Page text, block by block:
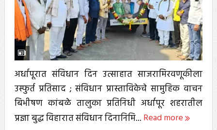
अर्धापूरात संविधान दिन उत्साहात साजरामिरवणूकीला
उस्फुर्त प्रतिसाद ; संविधान प्रास्ताविकेचे सामुहिक वाचन
बिभीषण कांबळे तालुका प्रतिनिधी अर्धापूर शहरातील
प्रज्ञा बुद्ध विहारात संविधान दिनानिमि... Read more